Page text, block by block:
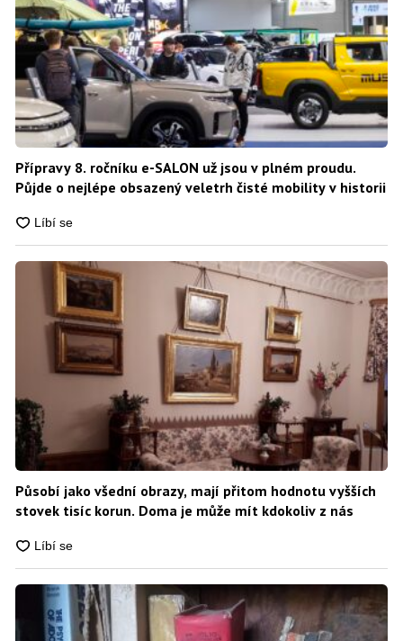
Přípravy 8. ročníku e-SALON už jsou v plném proudu.
Půjde o nejlépe obsazený veletrh čisté mobility v historii
Působí jako všední obrazy, mají přitom hodnotu vyšších
stovek tisíc korun. Doma je může mít kdokoliv z nás